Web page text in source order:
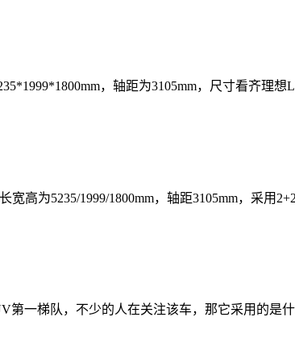
，轴距为3105mm，尺寸看齐理想
高为5235/1999/1800mm，轴距3105mm，采用
第一梯队，不少的人在关注该车，那它采用的是